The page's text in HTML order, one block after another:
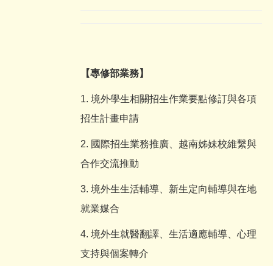
【專修部業務】
1. 境外學生相關招生作業要點修訂與各項
招生計畫申請
2. 國際招生業務推廣、越南姊妹校維繫與
合作交流推動
3. 境外生生活輔導、新生定向輔導與在地
就業媒合
4. 境外生就醫翻譯、生活適應輔導、心理
支持與個案轉介